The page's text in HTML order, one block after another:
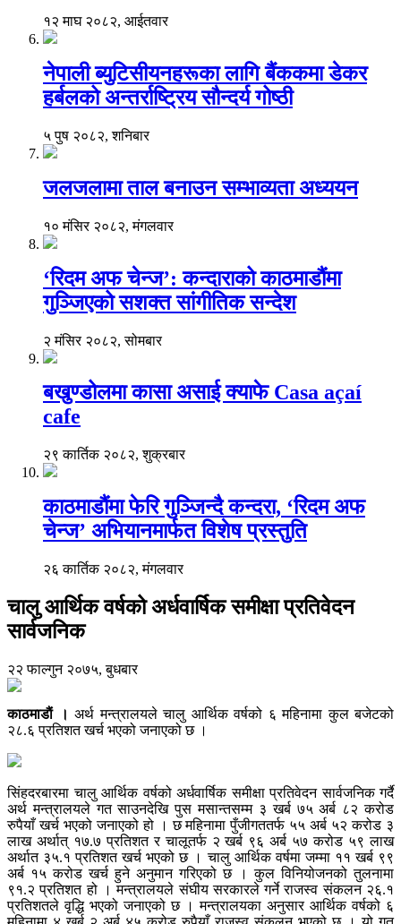
१२ माघ २०८२, आईतवार
नेपाली ब्युटिसीयनहरूका लागि बैंककमा डेकर
हर्बलको अन्तर्राष्ट्रिय सौन्दर्य गोष्ठी
५ पुष २०८२, शनिबार
जलजलामा ताल बनाउन सम्भाव्यता अध्ययन
१० मंसिर २०८२, मंगलवार
‘रिदम अफ चेन्ज’: कन्दाराको काठमाडौंमा
गुञ्जिएको सशक्त सांगीतिक सन्देश
२ मंसिर २०८२, सोमबार
बखुण्डोलमा कासा असाई क्याफे Casa açaí
cafe
२९ कार्तिक २०८२, शुक्रबार
काठमाडौंमा फेरि गुञ्जिन्दै कन्दरा, ‘रिदम अफ
चेन्ज’ अभियानमार्फत विशेष प्रस्तुति
२६ कार्तिक २०८२, मंगलवार
चालु आर्थिक वर्षको अर्धवार्षिक समीक्षा प्रतिवेदन
सार्वजनिक
२२ फाल्गुन २०७५, बुधबार
काठमाडाैं । अर्थ मन्त्रालयले चालु आर्थिक वर्षको ६ महिनामा कुल बजेटको
२८.६ प्रतिशत खर्च भएको जनाएको छ ।
सिंहदरबारमा चालु आर्थिक वर्षको अर्धवार्षिक समीक्षा प्रतिवेदन सार्वजनिक गर्दै
अर्थ मन्त्रालयले गत साउनदेखि पुस मसान्तसम्म ३ खर्ब ७५ अर्ब ८२ करोड
रुपैयाँ खर्च भएको जनाएको हो । छ महिनामा पुँजीगततर्फ ५५ अर्ब ५२ करोड ३
लाख अर्थात् १७.७ प्रतिशत र चालूतर्फ २ खर्ब ९६ अर्ब ५७ करोड ५९ लाख
अर्थात ३५.१ प्रतिशत खर्च भएको छ । चालु आर्थिक वर्षमा जम्मा ११ खर्ब ९९
अर्ब १५ करोड खर्च हुने अनुमान गरिएको छ । कुल विनियोजनको तुलनामा
९१.२ प्रतिशत हो । मन्त्रालयले संघीय सरकारले गर्ने राजस्व संकलन २६.१
प्रतिशतले वृद्धि भएको जनाएको छ । मन्त्रालयका अनुसार आर्थिक वर्षको ६